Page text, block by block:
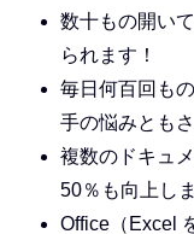
数十もの開い
られます！
毎日何百回も
手の悩みとも
複数のドキュ
50％も向上しま
Office（Excel